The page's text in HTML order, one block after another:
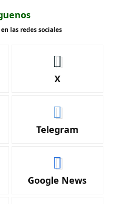
las redes sociales
X
Telegram
Google News